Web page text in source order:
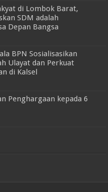
di Lombok Barat,
SDM adalah
Depan Bangsa
BPN Sosialisasikan
Ulayat dan Perkuat
di Kalsel
Penghargaan kepada 6